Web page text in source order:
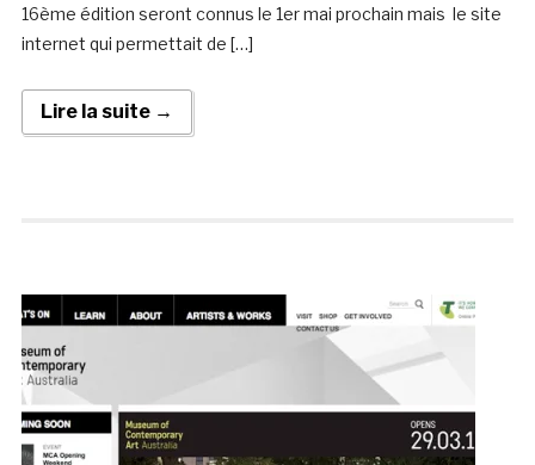
16ème édition seront connus le 1er mai prochain mais le site
internet qui permettait de […]
Lire la suite →